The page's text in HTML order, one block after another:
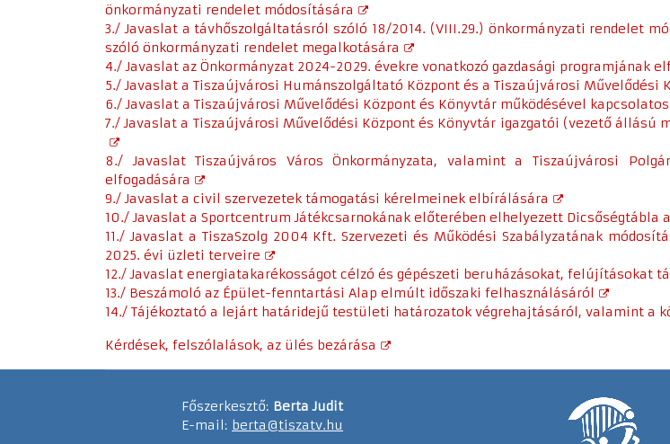
önkormányzati rendelet módosítására
3./ Javaslat a távhőszolgáltatásról szóló 18/2014. (VIII.29.) önkormányzati rendelet
szóló önkormányzati rendelet megalkotására
4./ Javaslat az Önkormányzat 2024-2029. évekre vonatkozó gazdasági programjának
5./ Javaslat a Tiszaújvárosi Humánszolgáltató Központ és a Tiszaújvárosi
6./ Javaslat a Tiszaújvárosi Művelődési Központ és Könyvtár működésével
7./ Javaslat a Tiszaújvárosi Művelődési Központ és Könyvtár igazgatói (vezető
8./ Javaslat Tiszaújváros Város Önkormányzata, valamint a Tiszaújvárosi
elfogadására
9./ Javaslat a civil szervezetek támogatási kérelmeinek elbírálására
10./ Javaslat a Sportcentrum Játékcsarnokának előterében elhelyezett Dicsőségtábla
11./ Javaslat a TiszaSzolg 2004 Kft. Szervezeti és Működési Szabályzatának
2025. évi üzleti terveire
12./ Javaslat energiatakarékosságot célzó és gépészeti beruházásokat, felújításokat
13./ Beszámoló az Épület-fenntartási Alap elmúlt időszaki felhasználásáról
14./ Tájékoztató a lejárt határidejű testületi határozatok végrehajtásáról, valamint a
Kérdések, felszólalások, az ülés bezárása
Főszerkesztő: Berta Judit
E-mail: berta@tiszatv.hu